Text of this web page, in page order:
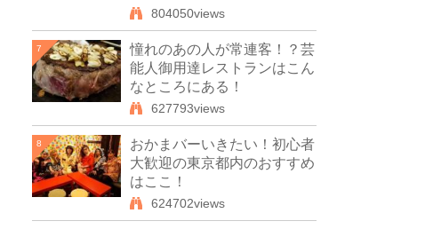
804050views
7
憧れのあの人が常連客！？芸
能人御用達レストランはこん
なところにある！
627793views
8
おかまバーいきたい！初心者
大歓迎の東京都内のおすすめ
はここ！
624702views